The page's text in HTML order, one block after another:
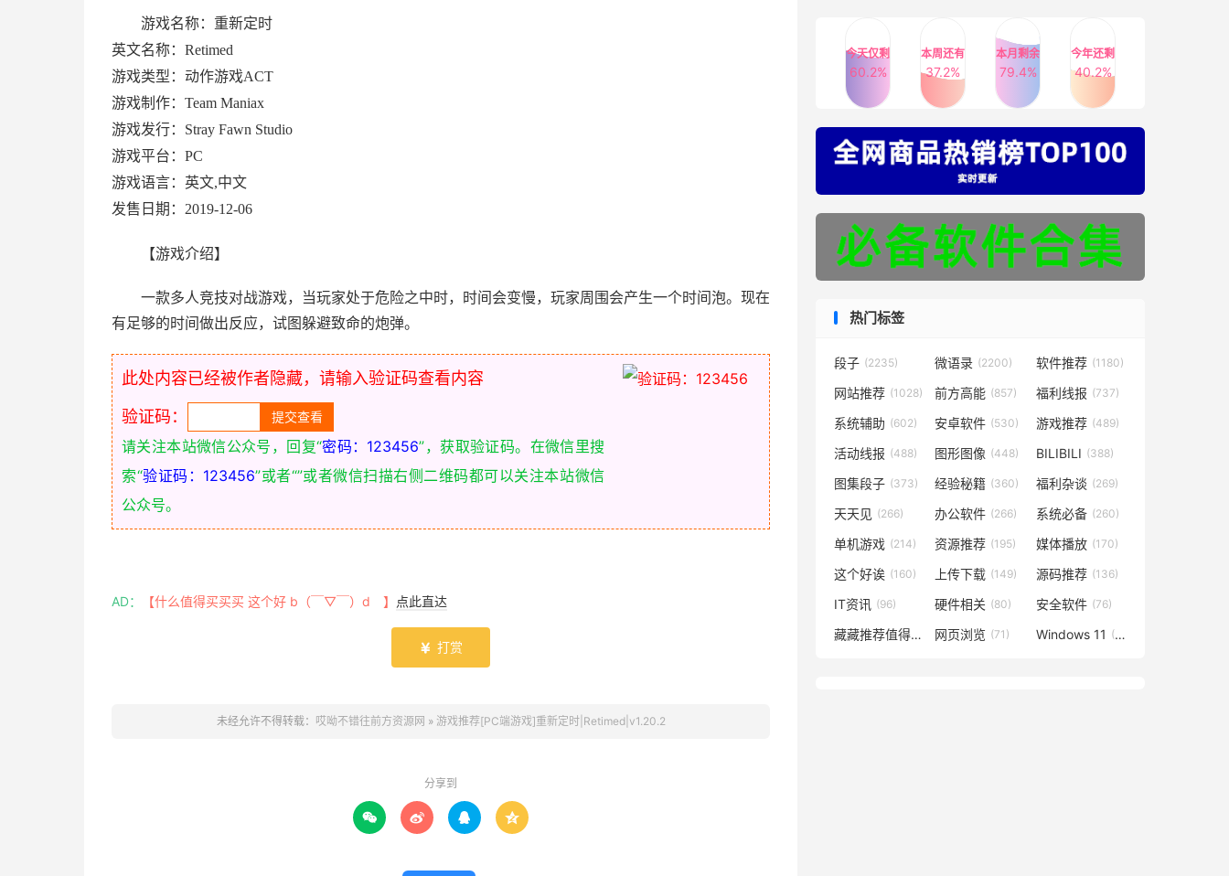
游戏名称：重新定时
英文名称：Retimed
游戏类型：动作游戏ACT
游戏制作：Team Maniax
游戏发行：Stray Fawn Studio
游戏平台：PC
游戏语言：英文,中文
发售日期：2019-12-06
【游戏介绍】
一款多人竞技对战游戏，当玩家处于危险之中时，时间会变慢，玩家周围会产生一个时间泡。现在
有足够的时间做出反应，试图躲避致命的炮弹。
此处内容已经被作者隐藏，请输入验证码查看内容
验证码：
请关注本站微信公众号，回复“密码：123456”，获取验证码。在微信里搜
索“验证码：123456”或者“”或者微信扫描右侧二维码都可以关注本站微信
公众号。
AD： 【什么值得买买买 这个好 b（￣▽￣）d 】 点此直达
 打赏
未经允许不得转载： 哎呦不错往前方资源网 » 游戏推荐[PC端游戏]重新定时|Retimed|v1.20.2
分享到
   
今天仅剩
60.2%
本周还有
37.2%
本月剩余
79.4%
今年还剩
40.2%
热门标签
段子 (2235) 微语录 (2200) 软件推荐 (1180)
网站推荐 (1028) 前方高能 (857) 福利线报 (737)
系统辅助 (602) 安卓软件 (530) 游戏推荐 (489)
活动线报 (488) 图形图像 (448) BILIBILI (388)
图集段子 (373) 经验秘籍 (360) 福利杂谈 (269)
天天见 (266) 办公软件 (266) 系统必备 (260)
单机游戏 (214) 资源推荐 (195) 媒体播放 (170)
这个好诶 (160) 上传下载 (149) 源码推荐 (136)
IT资讯 (96) 硬件相关 (80) 安全软件 (76)
藏藏推荐值得一看 (73)
网页浏览 (71) Windows 11 (49)